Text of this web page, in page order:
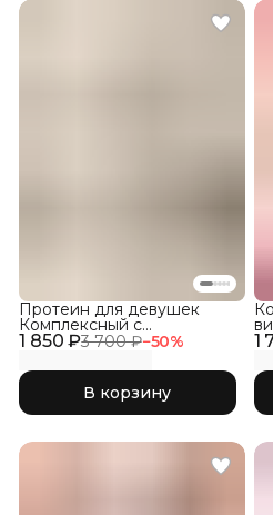
1 850 ₽3 700 ₽−50%
Протеин для девушек
Комплексный с
Коллагеном, Кокос
В корзину
1